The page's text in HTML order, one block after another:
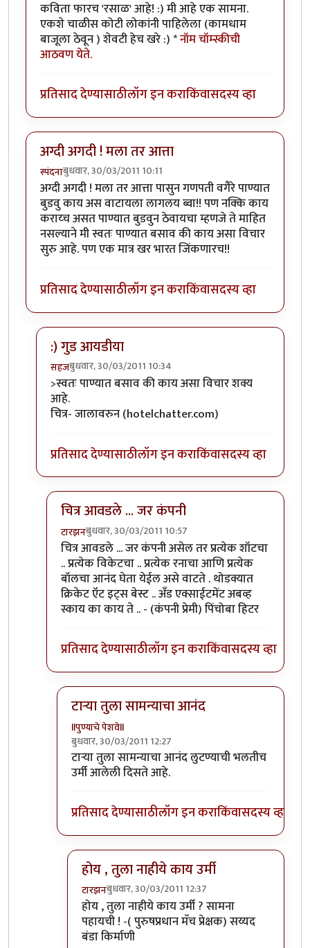
कविता फारच 'रसाळ' आहे! :) मी आहे एक सामना.
एकशे चाळीस कोटी लोकांनी पाहिलेला (कामधाम
बाजूला ठेवून ) शेवटी हेच खरे :) *नॉम चॉम्स्कीची
आठवण येते.
प्रतिसाद देण्यासाठीलॉग इन कराकिंवासदस्य व्हा
अग्दी अगदी ! मला तर आत्ता
स्पंदनाबुधवार, 30/03/2011 10:11
अग्दी अगदी ! मला तर आत्ता पासुन गणपती वगैरे पाण्यात
बुडवु काय अस वाटायला लागलय ब्वा!! पण नक्कि काय
कराय्च असत पाण्यात बुडवुन ठेवायचा म्हणजे ते माहित
नसल्याने मी स्वतः पाण्यात बसाव की काय असा विचार
सुरु आहे. पण एक मात्र खर भारत जिंकणारच!!
प्रतिसाद देण्यासाठीलॉग इन कराकिंवासदस्य व्हा
:) गुड आयडीया
सहजबुधवार, 30/03/2011 10:34
In reply toअग्दी अगदी ! मला तर आत्ताbyस्पंदना
>स्वतः पाण्यात बसाव की काय असा विचार शक्य
आहे.
चित्र- जालावरुन (hotelchatter.com)
प्रतिसाद देण्यासाठीलॉग इन कराकिंवासदस्य व्हा
चित्र आवडले ... जर कंपनी
टारझनबुधवार, 30/03/2011 10:57
In reply to:) गुड आयडीयाbyसहज
चित्र आवडले ... जर कंपनी असेल तर प्रत्येक शॉटचा
.. प्रत्येक विकेटचा .. प्रत्येक रनाचा आणि प्रत्येक
बॉलचा आनंद घेता येईल असे वाटते . थोडक्यात
क्रिकेट ऍट इट्स बेस्ट .. अँड एक्साईटमेंट अबव्ह
स्काय का काय ते .. - (कंपनी प्रेमी) पिंचोबा हिटर
प्रतिसाद देण्यासाठीलॉग इन कराकिंवासदस्य व्हा
टार्‍या तुला सामन्याचा आनंद
llपुण्याचे पेशवेll
बुधवार, 30/03/2011 12:27
In reply toचित्र आवडले ... जर कंपनीbyटारझन
टार्‍या तुला सामन्याचा आनंद लुटण्याची भलतीच
उर्मी आलेली दिसते आहे.
प्रतिसाद देण्यासाठीलॉग इन कराकिंवासदस्य व्हा
होय , तुला नाहीये काय उर्मी
टारझनबुधवार, 30/03/2011 12:37
In reply toटार्‍या तुला सामन्याचा आनंद
होय , तुला नाहीये काय उर्मी ? सामना
पहायची ! -( पुरुषप्रधान मॅच प्रेक्षक) सय्यद
बंडा किर्माणी